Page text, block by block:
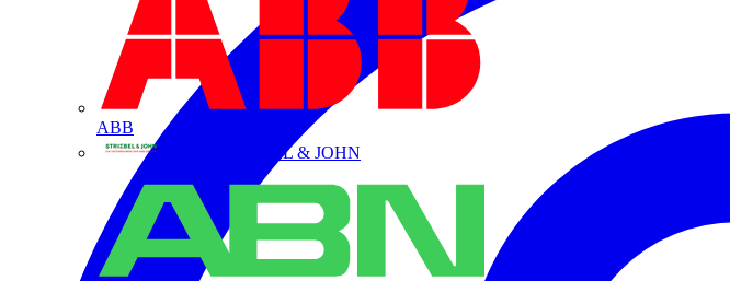
ABB
ABB STRIEBEL & JOHN